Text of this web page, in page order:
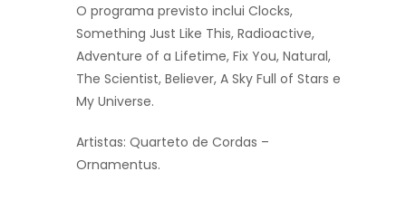
O programa previsto inclui Clocks,
Something Just Like This, Radioactive,
Adventure of a Lifetime, Fix You, Natural,
The Scientist, Believer, A Sky Full of Stars e
My Universe.
Artistas: Quarteto de Cordas –
Ornamentus.